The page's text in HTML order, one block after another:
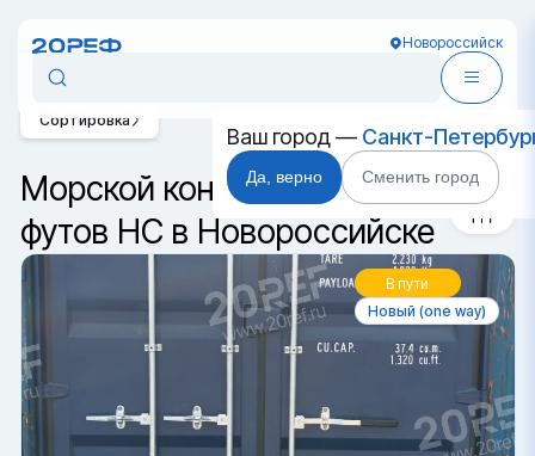
Новороссийск
Ваш город — Санкт-
Да, верно Сменить город
Морской контейнер 20
футов HC в Новороссийске
Сортировка
В пути
Новый (one way)